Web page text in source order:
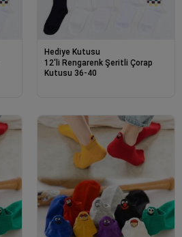
Hediye Kutusu
12'li Rengarenk Şeritli Çorap
Kutusu 36-40